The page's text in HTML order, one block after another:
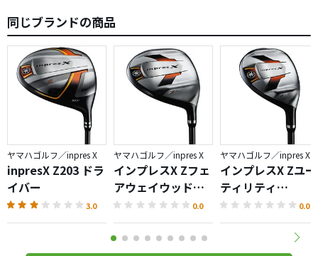
同じブランドの商品
ヤマハゴルフ／inpres X
inpresX Z203 ドラ
イバー
3.0
ヤマハゴルフ／inpres X
インプレスX Zフェ
アウェイウッド
（2013）
0.0
ヤマハゴルフ／inpres X
インプレスX Zユー
ティリティ
（2013）
0.0